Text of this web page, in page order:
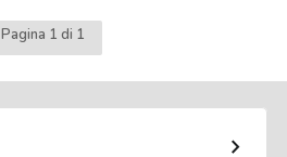
Pagina 1 di 1